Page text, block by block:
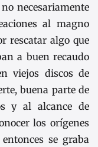
necesariamente
al magno
rescatar algo que
a buen recaudo
viejos discos de
buena parte de
y al alcance de
los orígenes
se graba